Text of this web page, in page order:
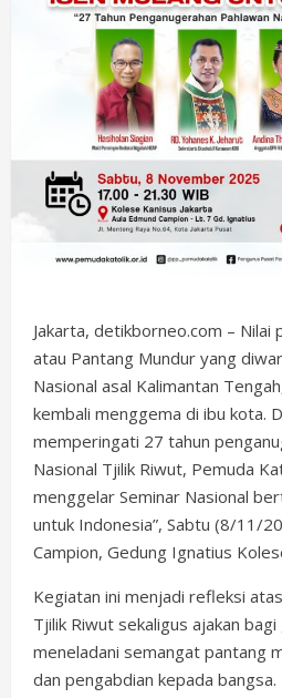
Jakarta, detikborneo.com – Nilai
atau Pantang Mundur yang
Nasional asal Kalimantan
kembali menggema di ibu kota.
memperingati 27 tahun
Nasional Tjilik Riwut, Pemuda
menggelar Seminar Nasional
untuk Indonesia”, Sabtu (8/11/
Campion, Gedung Ignatius
Kegiatan ini menjadi refleksi
Tjilik Riwut sekaligus ajakan
meneladani semangat pantang
dan pengabdian kepada bangsa.